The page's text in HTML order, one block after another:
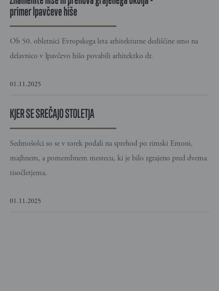
primer Ipavčeve hiše
Ob 50. obletnici Evropskega leta arhitekturne dediščine smo na
delavnico v Ipavčevo hišo povabili arhitektko dr.
01.11.2025
KJER SE SREČAJO STOLETJA
Sedmošolci so se v torek podali na sprehod po rimski Emoni,
majhnem, a pomembnem mestecu, ki je bilo zgrajeno pred dvema
tisočletjema.
01.11.2025